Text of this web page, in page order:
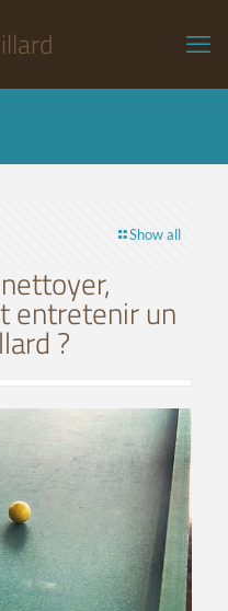
Show all
entretenir un
?